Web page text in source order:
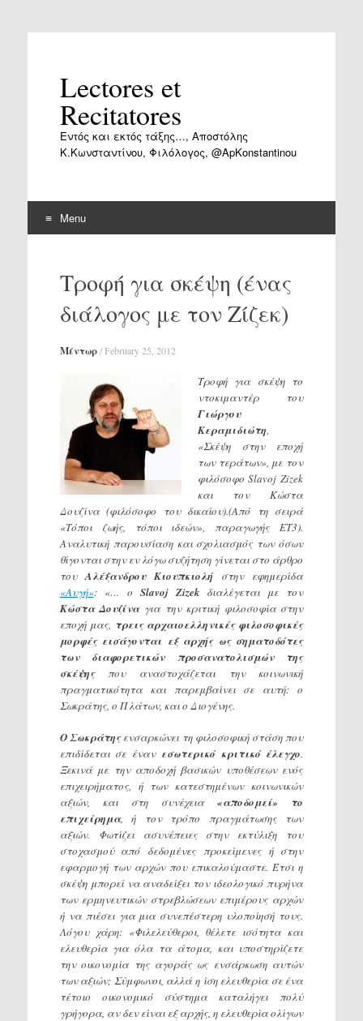
Lectores et
Recitatores
Εντός και εκτός τάξης…, Αποστόλης
Κ.Κωνσταντίνου, Φιλόλογος, @ApKonstantinou
Menu
contentΤροφή για σκέψη (ένας
διάλογος με τον Ζίζεκ)
Μέντωρ/February 25, 2012
Τροφή για σκέψη το
ντοκιμαντέρ του
Γιώργου
Κεραμιδιώτη
«Σκέψη στην εποχή
των τεράτων», με τον
φιλόσοφο Slavoj Zizek
και τον Κώστα
Δουζίνα (φιλόσοφο του δικαίου).(Από τη σειρά
«Τόποι ζωής, τόποι ιδεών», παραγωγής ΕΤ3).
Αναλυτική παρουσίαση και σχολιασμός των όσων
θίγονται στην εν λόγω συζήτηση γίνεται στο άρθρο
τουΑλέξανδρου Κιουπκιολή στην εφημερίδα
«Αυγή»: «… ο Slavoj Zizek διαλέγεται με τον
Κώστα Δουζίναγια την κριτική φιλοσοφία στην
εποχή μας, τρεις αρχαιοελληνικές φιλοσοφικές
μορφές εισάγονται εξ αρχής ως σηματοδότες
των διαφορετικών προσανατολισμών της
σκέψηςπου αναστοχάζεται την κοινωνική
πραγματικότητα και παρεμβαίνει σε αυτή: ο
Σωκράτης, ο Πλάτων, και ο Διογένης.
ΟΣωκράτηςενσαρκώνει τη φιλοσοφική στάση που
επιδίδεται σε έναν εσωτερικό κριτικό έλεγχο.
Ξεκινά με την αποδοχή βασικών υποθέσεων ενός
επιχειρήματος, ή των κατεστημένων κοινωνικών
αξιών, και στη συνέχεια«αποδομεί» το
επιχείρημα, ή τoν τρόπο πραγμάτωσης των
αξιών. Φωτίζει ασυνέπειες στην εκτύλιξη του
στοχασμού από δεδομένες προκείμενες ή στην
εφαρμογή των αρχών που επικαλούμαστε. Έτσι η
σκέψη μπορεί να αναδείξει τον ιδεολογικό πυρήνα
των ερμηνευτικών στρεβλώσεων επιμέρους αρχών
ή να πιέσει για μια συνεπέστερη υλοποίησή τους.
Λόγου χάρη: «Φιλελεύθεροι, θέλετε ισότητα και
ελευθερία για όλα τα άτομα, και υποστηρίζετε
την οικονομία της αγοράς ως ενσάρκωση αυτών
των αξιών; Σύμφωνοι, αλλά η ίση ελευθερία σε ένα
τέτοιο οικονομικό σύστημα καταλήγει πολύ
γρήγορα, αν δεν είναι εξ αρχής, η ελευθερία ολίγων